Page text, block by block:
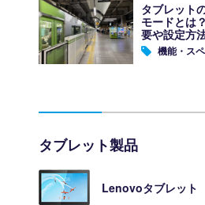
タブレット
モードとは
要や設定方
解説機能・ス
タブレット製品
Lenovoタブレット